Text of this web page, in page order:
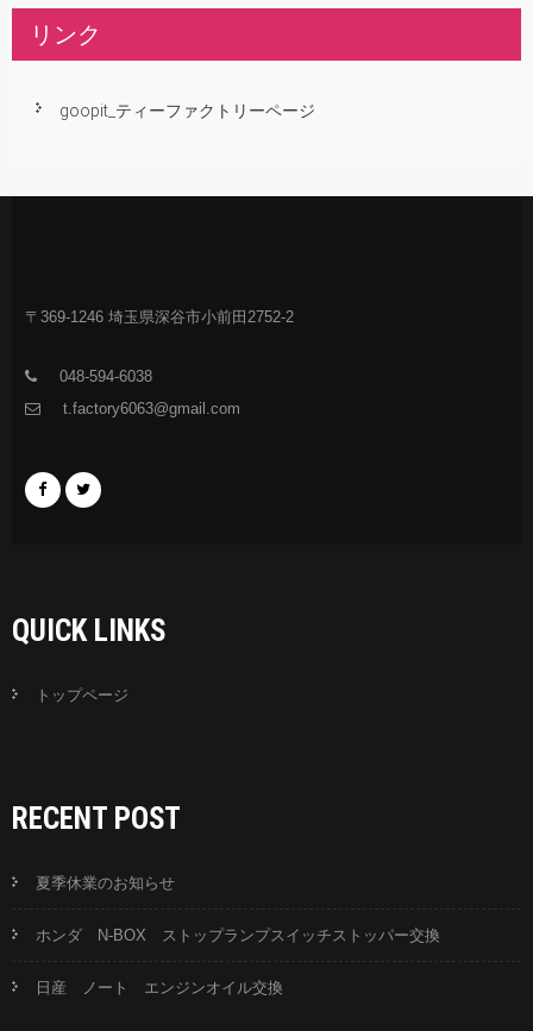
リンク
goopit_ティーファクトリーページ
〒369-1246 埼玉県深谷市小前田2752-2
048-594-6038
t.factory6063@gmail.com
QUICK LINKS
トップページ
RECENT POST
夏季休業のお知らせ
ホンダ N-BOX ストップランプスイッチストッパー交換
日産 ノート エンジンオイル交換